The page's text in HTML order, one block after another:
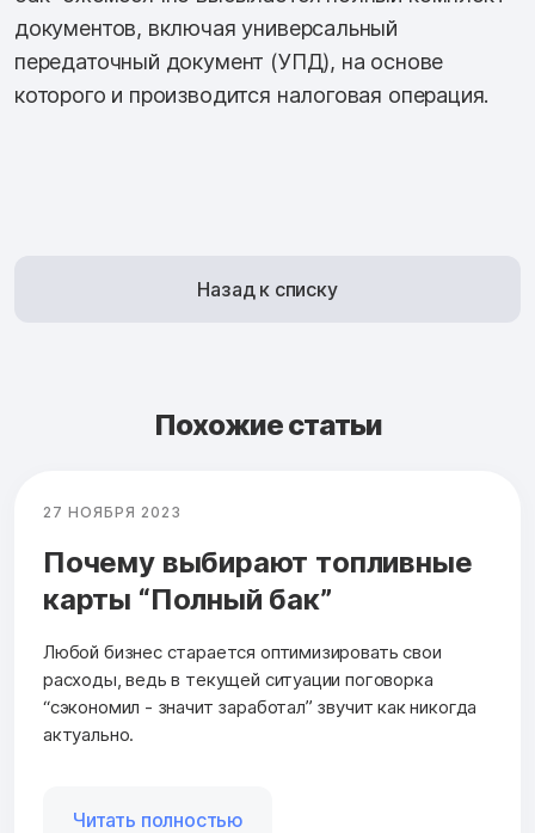
документов, включая универсальный
передаточный документ (УПД), на основе
которого и производится налоговая операция.
Назад к списку
Похожие статьи
27 НОЯБРЯ 2023
Почему выбирают топливные
карты “Полный бак”
Любой бизнес старается оптимизировать свои
расходы, ведь в текущей ситуации поговорка
“сэкономил - значит заработал” звучит как никогда
актуально.
Читать полностью